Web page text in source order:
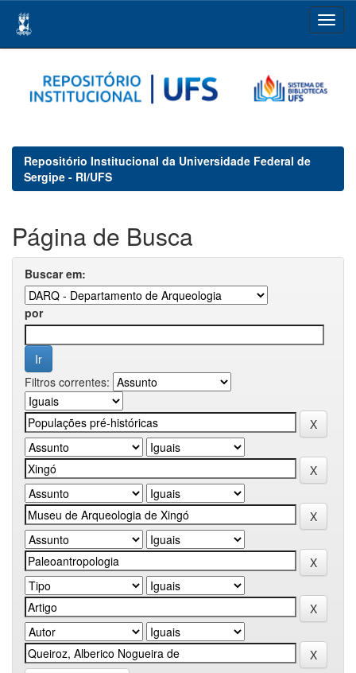
navigation
Repositório Institucional da Universidade Federal de
Sergipe - RI/UFS
Página de Busca
Buscar em:
por
Filtros correntes: